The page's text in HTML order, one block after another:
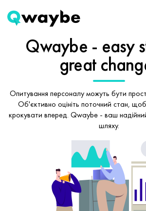
Qwaybe - easy
great
Опитування персоналу можуть бути
Об'єктивно оцініть поточний стан, щоб
крокувати вперед. Qwaybe - ваш
шляху.